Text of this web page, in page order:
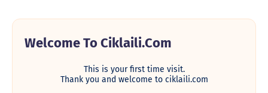
Welcome To Ciklaili.com
This is your first time visit.
Thank you and welcome to ciklaili.com